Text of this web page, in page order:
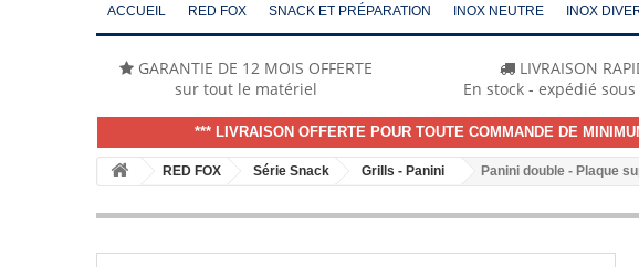
ACCUEIL RED FOX SNACK ET PRÉPARATION INOX NEUTRE INOX
GARANTIE DE 12 MOIS OFFERTE
sur tout le matériel
LIVRAISON
En stock - expédié
*** LIVRAISON OFFERTE POUR TOUTE COMMANDE DE
RED FOX Série Snack Grills - Panini Panini double - Plaque